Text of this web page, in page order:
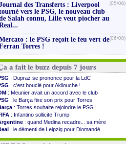
des Transferts : Liverpool
vers le PSG, le nouveau club
Salah connu, Lille veut piocher au
(05/08)
: le PSG reçoit le feu vert de
Torres !
(06/08)
a fait le buzz depuis 7 jours
: Dupraz se prononce pour la LdC
: c'est bouclé pour Akliouche !
: Meunier avait un accord avec le club
: le Barça fixe son prix pour Torres
: Torres souhaite rejoindre le PSG !
: Infantino sollicite Trump
: quand Medina recadre... sa mère
: le démenti de Leipzig pour Diomandé